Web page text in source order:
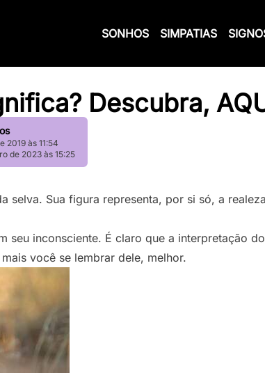
SONHOS SIMPATIAS
Descubra,
2019 às 11:54
de 2023 às 15:25
selva. Sua figura representa, por si só, a
seu inconsciente. É claro que a interpretação do
você se lembrar dele, melhor.